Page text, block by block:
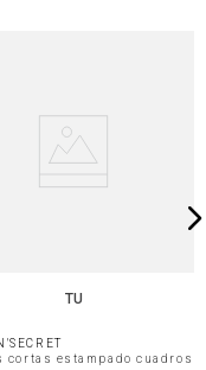
TU
cortas estampado cuadros